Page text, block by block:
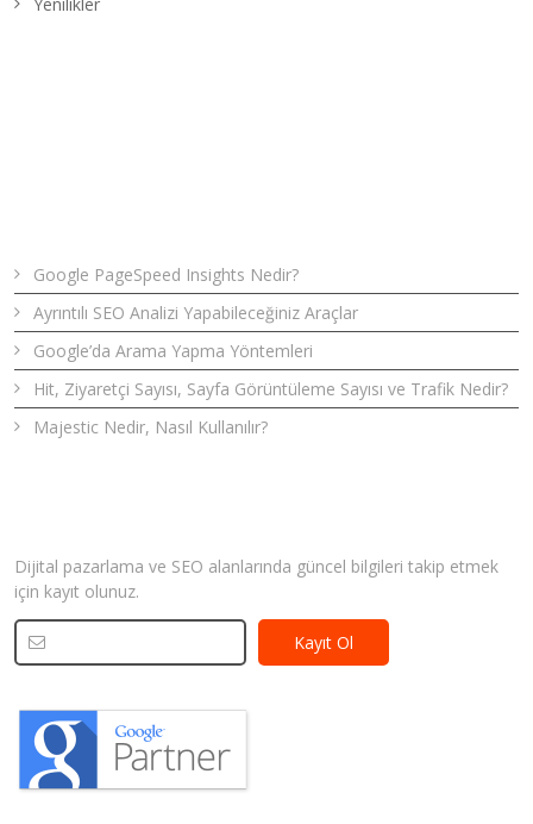
Google PageSpeed Insights Nedir?
Ayrıntılı SEO Analizi Yapabileceğiniz Araçlar
Google’da Arama Yapma Yöntemleri
Hit, Ziyaretçi Sayısı, Sayfa Görüntüleme Sayısı ve Trafik Nedir?
Majestic Nedir, Nasıl Kullanılır?
Dijital pazarlama ve SEO alanlarında güncel bilgileri takip etmek
için kayıt olunuz.